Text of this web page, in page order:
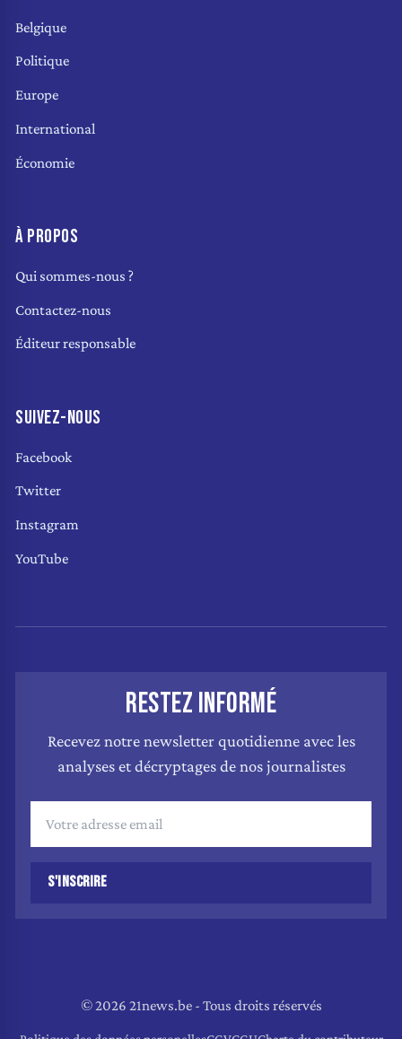
Belgique
Politique
Europe
International
Économie
À PROPOS
Qui sommes-nous ?
Contactez-nous
Éditeur responsable
SUIVEZ-NOUS
Facebook
Twitter
Instagram
YouTube
RESTEZ INFORMÉ
Recevez notre newsletter quotidienne avec les
analyses et décryptages de nos journalistes
S'INSCRIRE
© 2026 21news.be - Tous droits réservés